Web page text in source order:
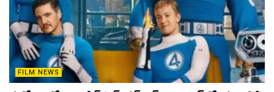
FILM NEWS